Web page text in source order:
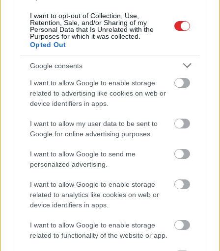
I want to opt-out of Collection, Use,
Retention, Sale, and/or Sharing of my
Personal Data that Is Unrelated with the
Purposes for which it was collected.
Opted Out
Google consents
I want to allow Google to enable storage
related to advertising like cookies on web or
device identifiers in apps.
I want to allow my user data to be sent to
Google for online advertising purposes.
I want to allow Google to send me
personalized advertising.
I want to allow Google to enable storage
related to analytics like cookies on web or
device identifiers in apps.
I want to allow Google to enable storage
related to functionality of the website or app.
Stendzenieksasi par
cik daudz šeit drīkst
atļauties
par palīdzību Ukrainai –
atklājas plaša
nomelnošanas
kampaņa
Atcelt Ziņot